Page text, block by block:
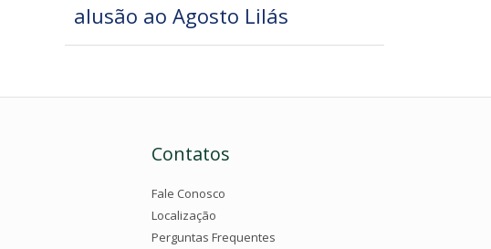
alusão ao Agosto Lilás
Contatos
Fale Conosco
Localização
Perguntas Frequentes